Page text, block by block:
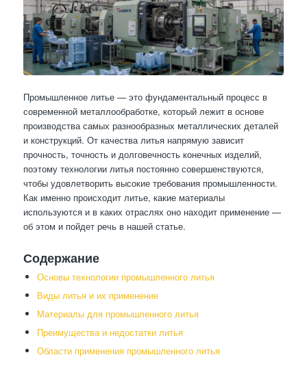
Промышленное литье — это фундаментальный процесс в
современной металлообработке, который лежит в основе
производства самых разнообразных металлических деталей
и конструкций. От качества литья напрямую зависит
прочность, точность и долговечность конечных изделий,
поэтому технологии литья постоянно совершенствуются,
чтобы удовлетворить высокие требования промышленности.
Как именно происходит литье, какие материалы
используются и в каких отраслях оно находит применение —
об этом и пойдет речь в нашей статье.
Содержание
Основы технологии промышленного литья
Виды литья и их применение
Материалы для промышленного литья
Преимущества и недостатки литья
Области применения промышленного литья